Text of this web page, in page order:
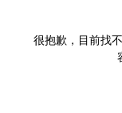
很抱歉，目前找